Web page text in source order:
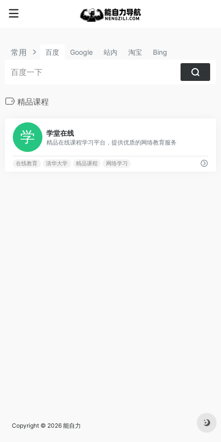
常用 百度 Google 站内 淘宝 Bing
精品课程
学堂在线
精品在线课程学习平台，提供优质的网络教育服务
在线教育 清华大学 精品课程 网络学习
Copyright © 2026 能自力